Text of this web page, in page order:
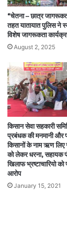
“चेतना – छात्र
तहत यातायात पुलिस ने
विशेष जागरूकता
August 2, 2025
किसान सेवा सहकारी
प्रबंधक की मनमानी और
किसानों के नाम ऋण लिए
को लेकर धरना, सहायक
खिलाफ भ्रष्टाचारियो
आरोप
January 15, 2021